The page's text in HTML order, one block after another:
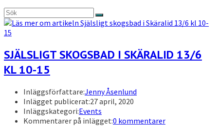
SJÄLSLIGT SKOGSBAD I SKÄRALID 13/6
KL 10-15
Inläggsförfattare:Jenny Åsenlund
Inlägget publicerat:27 april, 2020
Inläggskategori:Events
Kommentarer på inlägget:0 kommentarer